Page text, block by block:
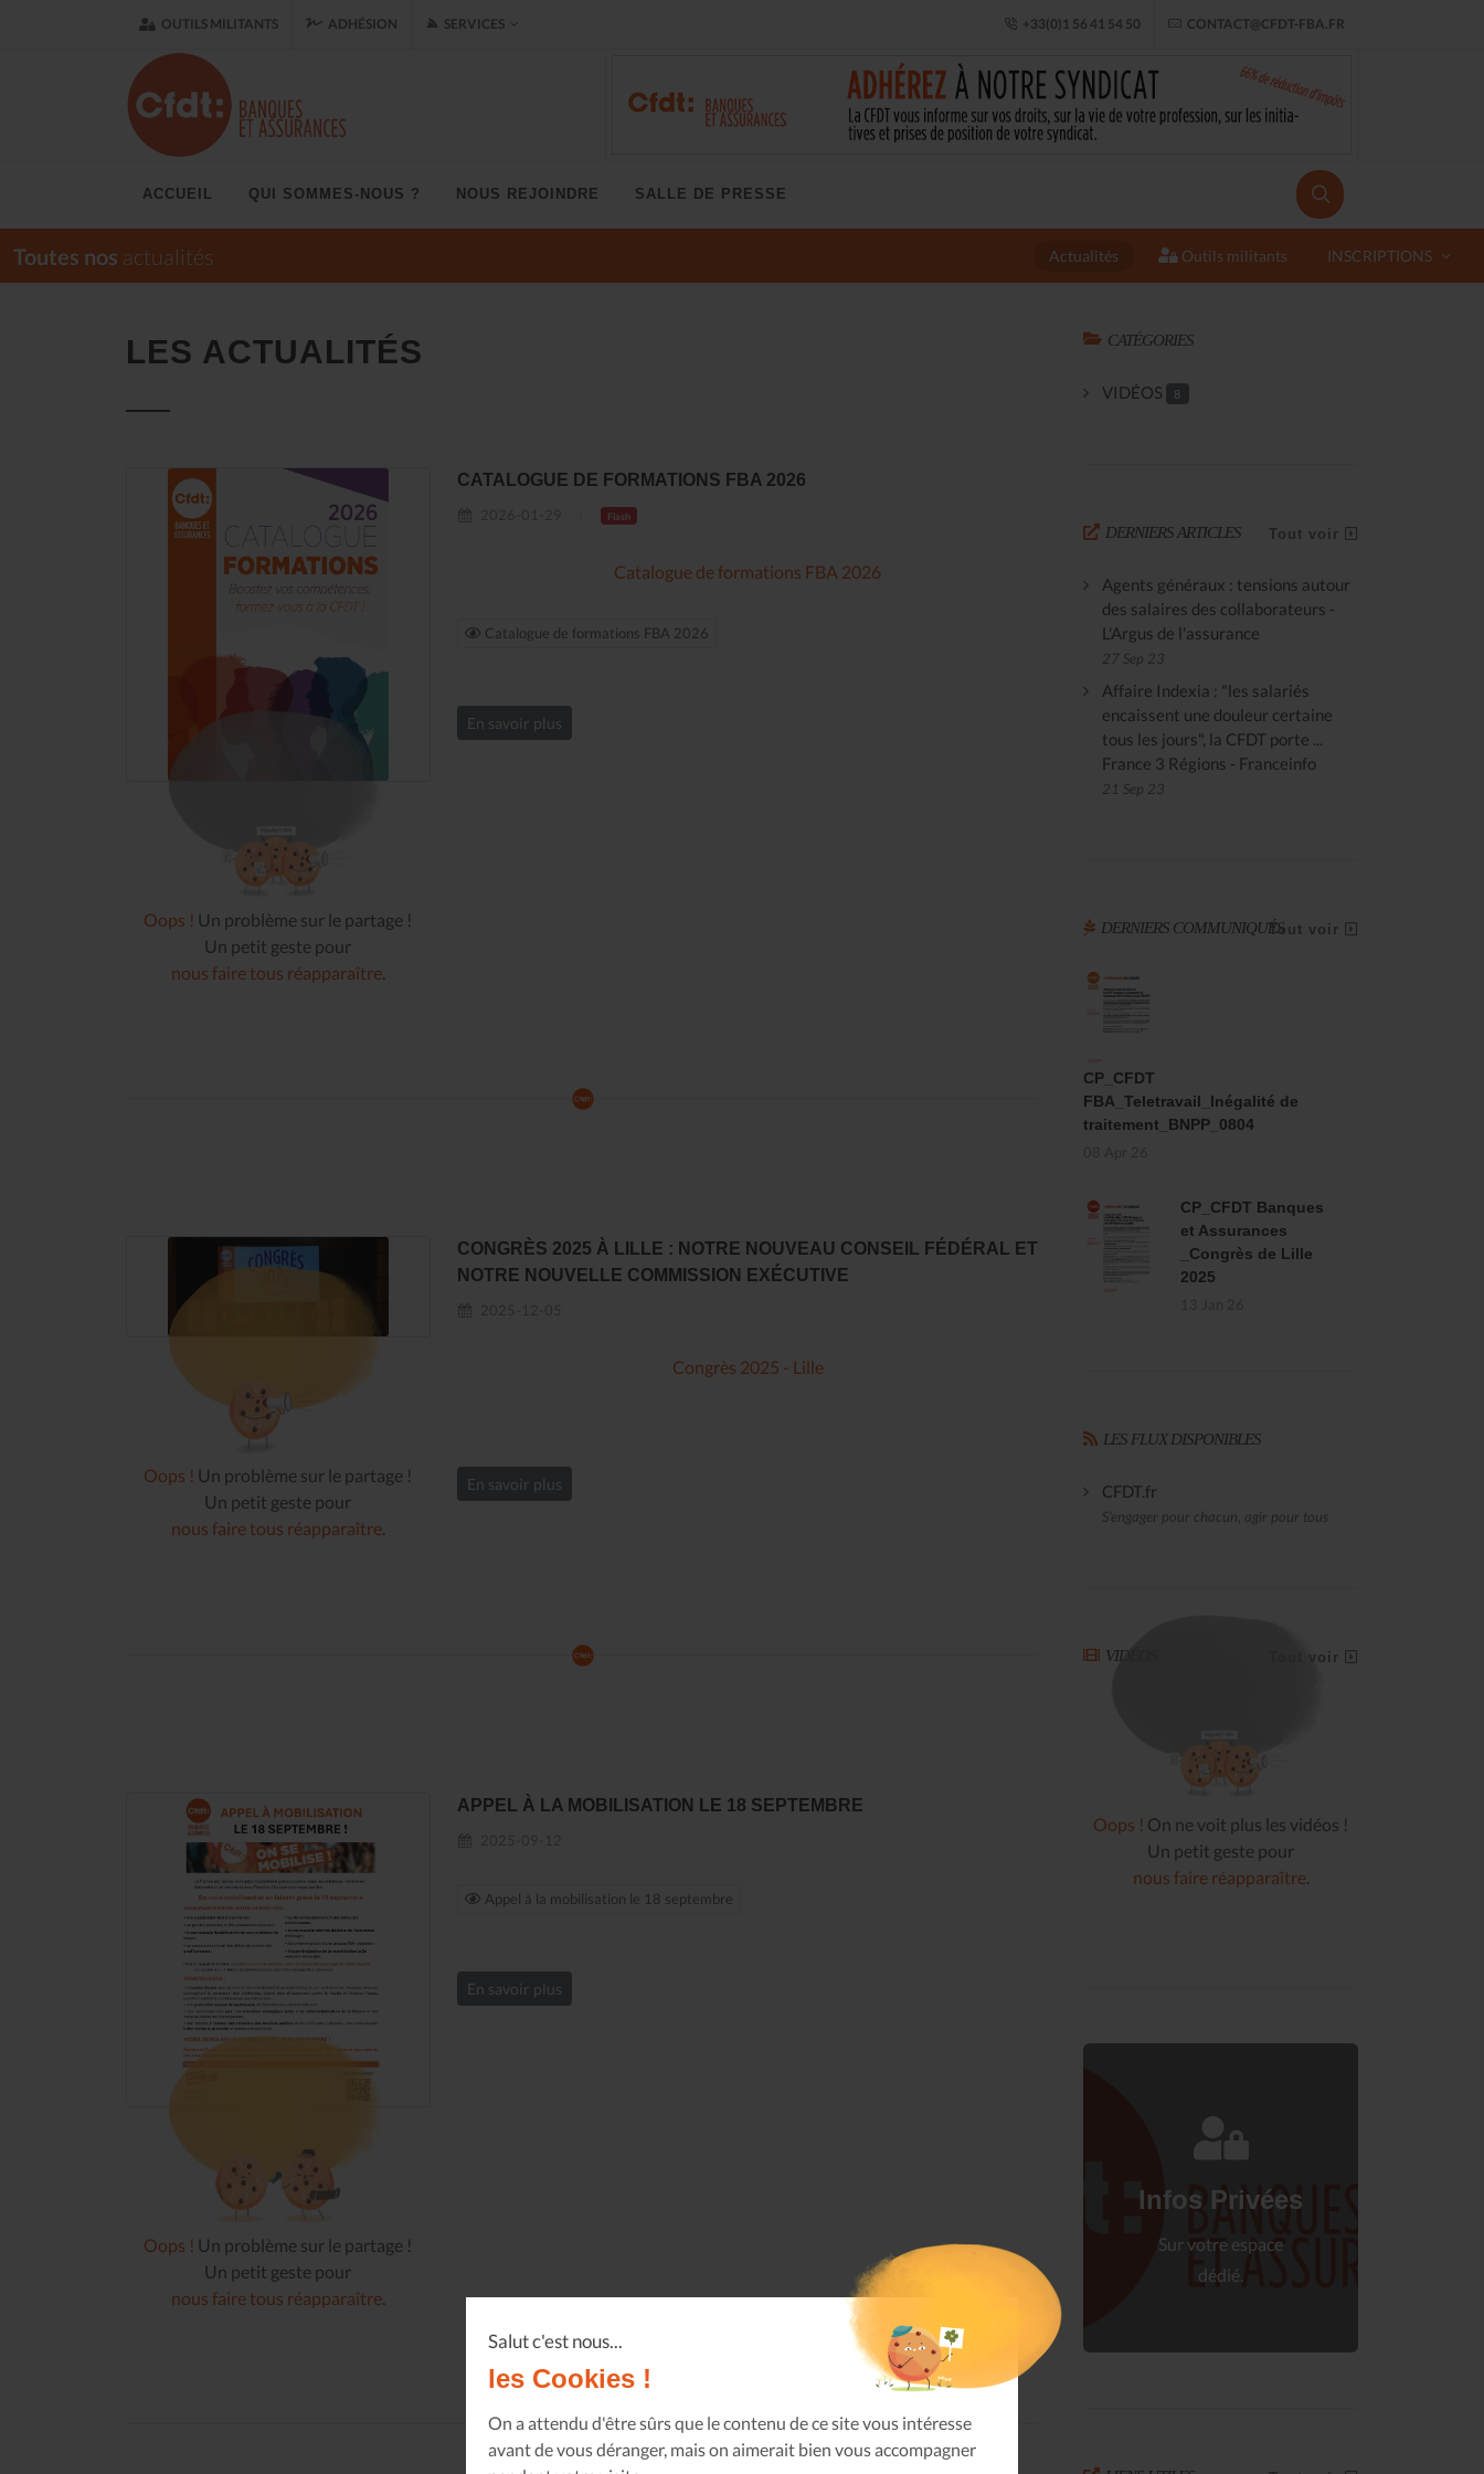
Salut c'est nous...
les Cookies !
On a attendu d'être sûrs que le contenu de ce site vous intéresse
avant de vous déranger, mais on aimerait bien vous accompagner
OUTILS MILITANTS ADHÉSION SERVICES +33(0)1 56 41 54 50 CONTACT@CFDT-FBA.FR
ACCUEIL QUI SOMMES-NOUS ? NOUS REJOINDRE SALLE DE PRESSE
Toutes nos actualités Actualités Outils militants INSCRIPTIONS
LES ACTUALITÉS
Oops ! Un problème sur le partage !
Un petit geste pour
nous faire tous réapparaître.
CATALOGUE DE FORMATIONS FBA 2026
Flash
Catalogue de formations FBA 2026
Catalogue de formations FBA 2026
En savoir plus
Oops ! Un problème sur le partage !
Un petit geste pour
nous faire tous réapparaître.
CONGRÈS 2025 À LILLE : NOTRE NOUVEAU CONSEIL FÉDÉRAL ET
NOTRE NOUVELLE COMMISSION EXÉCUTIVE
Congrès 2025 - Lille
En savoir plus
Oops ! Un problème sur le partage !
Un petit geste pour
nous faire tous réapparaître.
APPEL À LA MOBILISATION LE 18 SEPTEMBRE
Appel à la mobilisation le 18 septembre
En savoir plus
CATÉGORIES
VIDÉOS 8
DERNIERS ARTICLES Tout voir
Agents généraux : tensions autour
des salaires des collaborateurs -
L'Argus de l'assurance
27 Sep 23
Affaire Indexia : "les salariés
encaissent une douleur certaine
tous les jours", la CFDT porte ...
France 3 Régions - Franceinfo
21 Sep 23
DERNIERS COMMUNIQUÉSTout voir
CP_CFDT
FBA_Teletravail_Inégalité de
traitement_BNPP_0804
CP_CFDT Banques
et Assurances
_Congrès de Lille
2025
LES FLUX DISPONIBLES
CFDT.fr
S'engager pour chacun, agir pour tous
VIDÉOS Tout voir
Oops ! On ne voit plus les vidéos !
Un petit geste pour
nous faire réapparaître.
Infos Privées
Sur votre espace
dédié.
Connectez-vous
à votre espace privé.